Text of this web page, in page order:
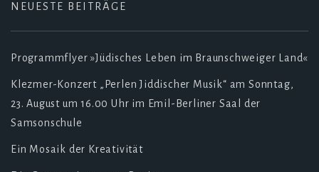
NEUESTE BEITRÄGE
Programmflyer »Jüdisches Leben im Braunschweiger Land«
Klezmer-Konzert „Perlen Jiddischer Musik“ am Sonntag,
23. August um 16.00 Uhr im Emil-Berliner Saal der
Samsonschule
Ein Mosaik der Kreativität